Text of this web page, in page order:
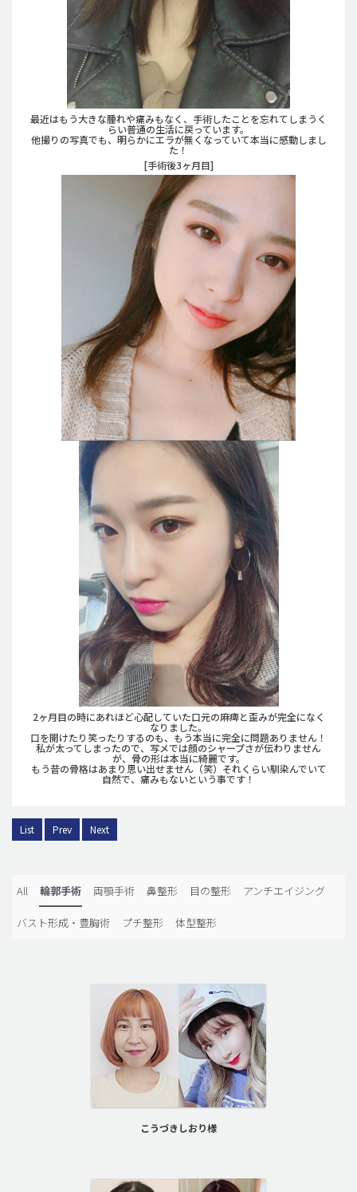
最近はもう大きな腫れや痛みもなく、手術したことを忘れてしまうく
らい普通の生活に戻っています。
他撮りの写真でも、明らかにエラが無くなっていて本当に感動しまし
た！
[手術後3ヶ月目]
2ヶ月目の時にあれほど心配していた口元の麻痺と歪みが完全になく
なりました。
口を開けたり笑ったりするのも、もう本当に完全に問題ありません！
私が太ってしまったので、写メでは顔のシャープさが伝わりません
が、骨の形は本当に綺麗です。
もう昔の骨格はあまり思い出せません（笑）それくらい馴染んでいて
自然で、痛みもないという事です！
List Prev Next
All 輪郭手術 両顎手術 鼻整形 目の整形 アンチエイジング
バスト形成・豊胸術 プチ整形 体型整形
こうづきしおり様